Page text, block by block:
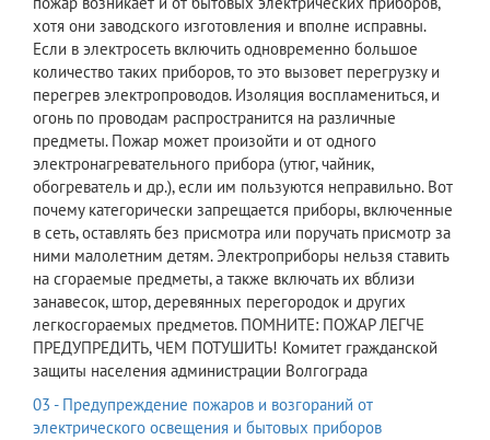
хотя они заводского изготовления и вполне исправны.
Если в электросеть включить одновременно большое
количество таких приборов, то это вызовет перегрузку и
перегрев электропроводов. Изоляция воспламениться, и
огонь по проводам распространится на различные
предметы. Пожар может произойти и от одного
электронагревательного прибора (утюг, чайник,
обогреватель и др.), если им пользуются неправильно. Вот
почему категорически запрещается приборы, включенные
в сеть, оставлять без присмотра или поручать присмотр за
ними малолетним детям. Электроприборы нельзя ставить
на сгораемые предметы, а также включать их вблизи
занавесок, штор, деревянных перегородок и других
легкосгораемых предметов. ПОМНИТЕ: ПОЖАР ЛЕГЧЕ
ПРЕДУПРЕДИТЬ, ЧЕМ ПОТУШИТЬ! Комитет гражданской
защиты населения администрации Волгограда
03 - Предупреждение пожаров и возгораний от
электрического освещения и бытовых приборов